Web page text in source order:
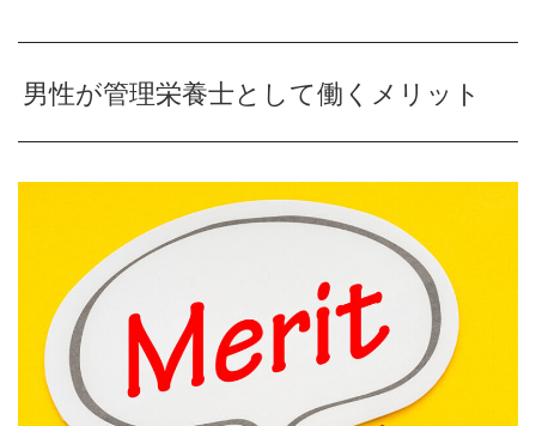
男性が管理栄養士として働くメリット